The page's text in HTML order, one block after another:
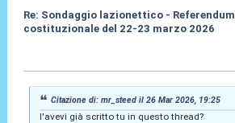
Re: Sondaggio lazionettico - Referendum
costituzionale del 22-23 marzo 2026
Citazione di: mr_steed il 26 Mar 2026, 19:25
l'avevi già scritto tu in questo thread?